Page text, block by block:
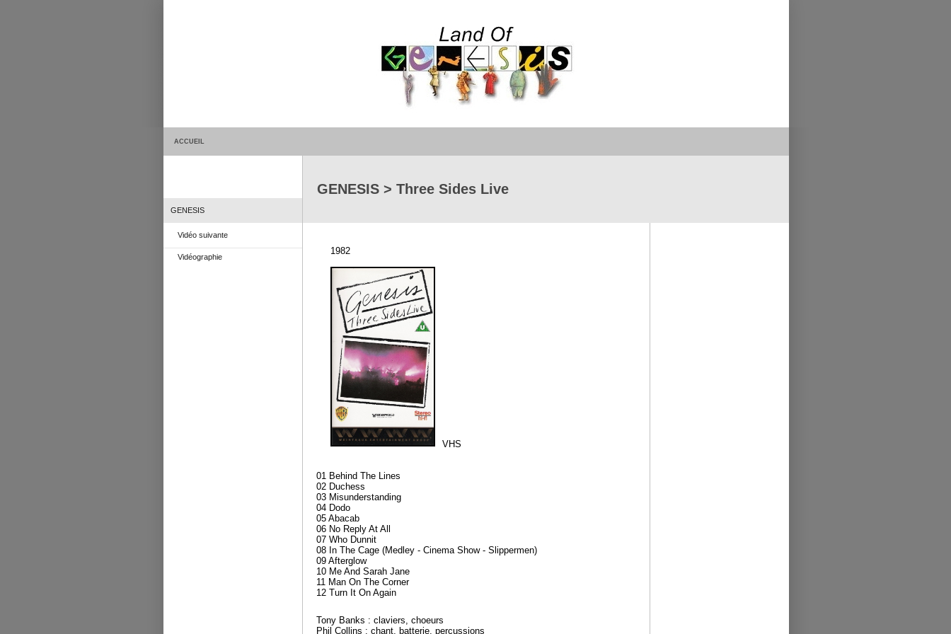
ACCUEIL
GENESIS
Vidéo suivante
Vidéographie
GENESIS > Three Sides Live
1982
VHS
01 Behind The Lines
02 Duchess
03 Misunderstanding
04 Dodo
05 Abacab
06 No Reply At All
07 Who Dunnit
08 In The Cage (Medley - Cinema Show - Slippermen)
09 Afterglow
10 Me And Sarah Jane
11 Man On The Corner
12 Turn It On Again
Tony Banks : claviers, choeurs
Phil Collins : chant, batterie, percussions